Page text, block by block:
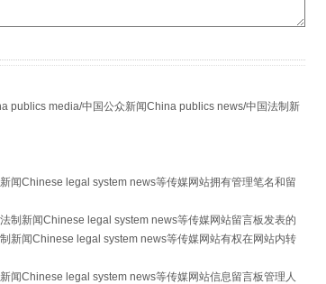
习近平的“航天情”
publics media/中国公众新闻China publics news/中国法制新
闻Chinese legal system news等传媒网站拥有管理笔名和留
制新闻Chinese legal system news等传媒网站留言板发表的
新闻Chinese legal system news等传媒网站有权在网站内转
闻Chinese legal system news等传媒网站信息留言板管理人